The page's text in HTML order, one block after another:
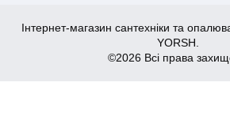
Інтернет-магазин сантехніки та
YORSH.
©2026 Всі права